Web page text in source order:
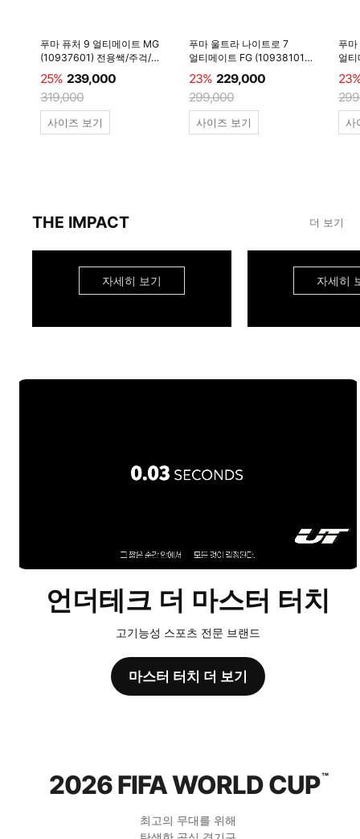
푸마 퓨처 9 얼티메이트 MG
(10937601) 전용쌕/주걱/
양말 #
25% 239,000
319,000
사이즈 보기
푸마 울트라 나이트로 7
얼티메이트 FG (10938101)
전용쌕/주걱/양말 #
23% 229,000
299,000
사이즈 보기
푸
얼
전
사
THE IMPACT 더 보기
자세히 보기 자세히
언더테크 더 마스터 터치
고기능성 스포츠 전문 브랜드
마스터 터치 더 보기
2026 FIFA WORLD CUP™
최고의 무대를 위해